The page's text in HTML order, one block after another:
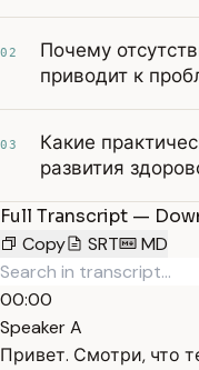
02
Почему
приводит к
03
Какие
развития
Full Transcript —
Copy
SRT MD
00:00
Speaker A
Привет. Смотри, что